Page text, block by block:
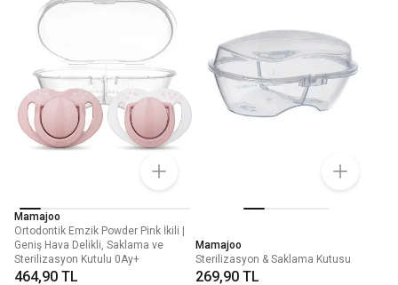
Mamajoo
Ortodontik Emzik Powder Pink İkili |
Geniş Hava Delikli, Saklama ve
Sterilizasyon Kutulu 0Ay+
464,90 TL
Mamajoo
Sterilizasyon & Saklama Kutusu
269,90 TL